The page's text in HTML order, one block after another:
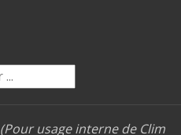
(Pour usage interne de Clim